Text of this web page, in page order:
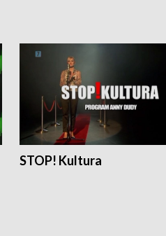
STOP! Kultura